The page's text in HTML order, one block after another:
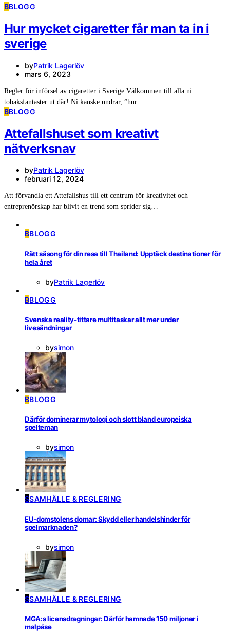
BBLOGG
Hur mycket cigaretter får man ta in i
sverige
byPatrik Lagerlöv
mars 6, 2023
Regler för införsel av cigaretter i Sverige Välkommen till alla ni
tobaksfantaster ut där! Ni kanske undrar, ”hur…
BBLOGG
Attefallshuset som kreativt
nätverksnav
byPatrik Lagerlöv
februari 12, 2024
Att förvandla ett Attefallshus till ett centrum för kreativitet och
entreprenörskap har blivit en trend som sprider sig…
BBLOGG
Rätt säsong för din resa till Thailand: Upptäck destinationer för
hela året
byPatrik Lagerlöv
BBLOGG
Svenska reality-tittare multitaskar allt mer under
livesändningar
bysimon
BBLOGG
Därför dominerar mytologi och slott bland europeiska
spelteman
bysimon
SSAMHÄLLE & REGLERING
EU-domstolens domar: Skydd eller handelshinder för
spelmarknaden?
bysimon
SSAMHÄLLE & REGLERING
MGA:s licensdragningar: Därför hamnade 150 miljoner i
malpåse